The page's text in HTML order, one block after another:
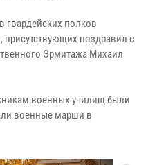
гвардейских полков
поздравил с
Эрмитажа Михаил
военных училищ были
военные марши в